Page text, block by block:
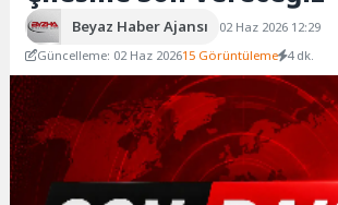
Beyaz Haber Ajansı
02 Haz 2026 12:29
Güncelleme: 02 Haz 202615 Görüntüleme 4 dk.